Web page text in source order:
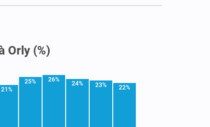
Orly (%)
21%
25% 26%
24% 23% 22%